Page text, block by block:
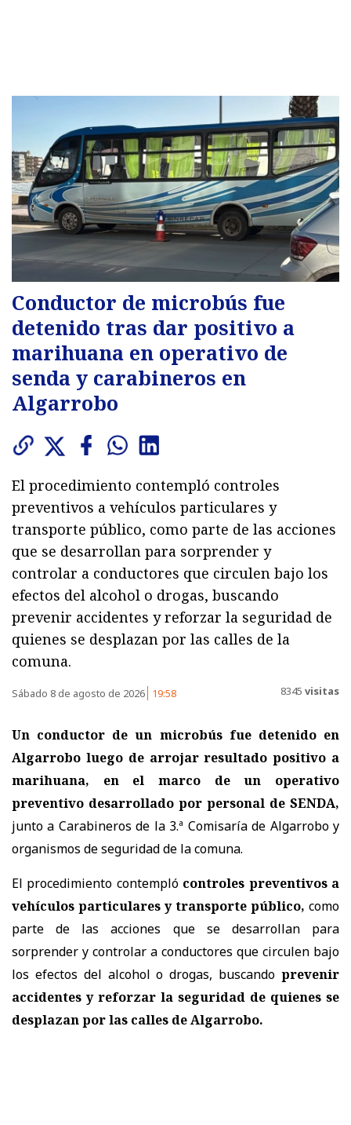
Conductor de microbús fue
detenido tras dar positivo a
marihuana en operativo de
senda y carabineros en
Algarrobo
El procedimiento contempló controles
preventivos a vehículos particulares y
transporte público, como parte de las acciones
que se desarrollan para sorprender y
controlar a conductores que circulen bajo los
efectos del alcohol o drogas, buscando
prevenir accidentes y reforzar la seguridad de
quienes se desplazan por las calles de la
comuna.
Sábado 8 de agosto de 2026 19:58 8345 visitas
Un conductor de un microbús fue detenido en
Algarrobo luego de arrojar resultado positivo a
marihuana, en el marco de un operativo
preventivo desarrollado por personal de SENDA,
junto a Carabineros de la 3.ª Comisaría de Algarrobo y
organismos de seguridad de la comuna.
El procedimiento contempló controles preventivos a
vehículos particulares y transporte público, como
parte de las acciones que se desarrollan para
sorprender y controlar a conductores que circulen bajo
los efectos del alcohol o drogas, buscando prevenir
accidentes y reforzar la seguridad de quienes se
desplazan por las calles de Algarrobo.